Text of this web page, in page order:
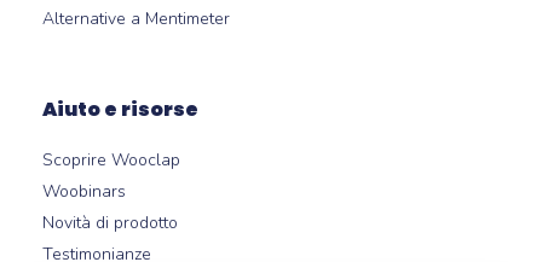
Alternative a Mentimeter
Aiuto e risorse
Scoprire Wooclap
Woobinars
Novità di prodotto
Testimonianze